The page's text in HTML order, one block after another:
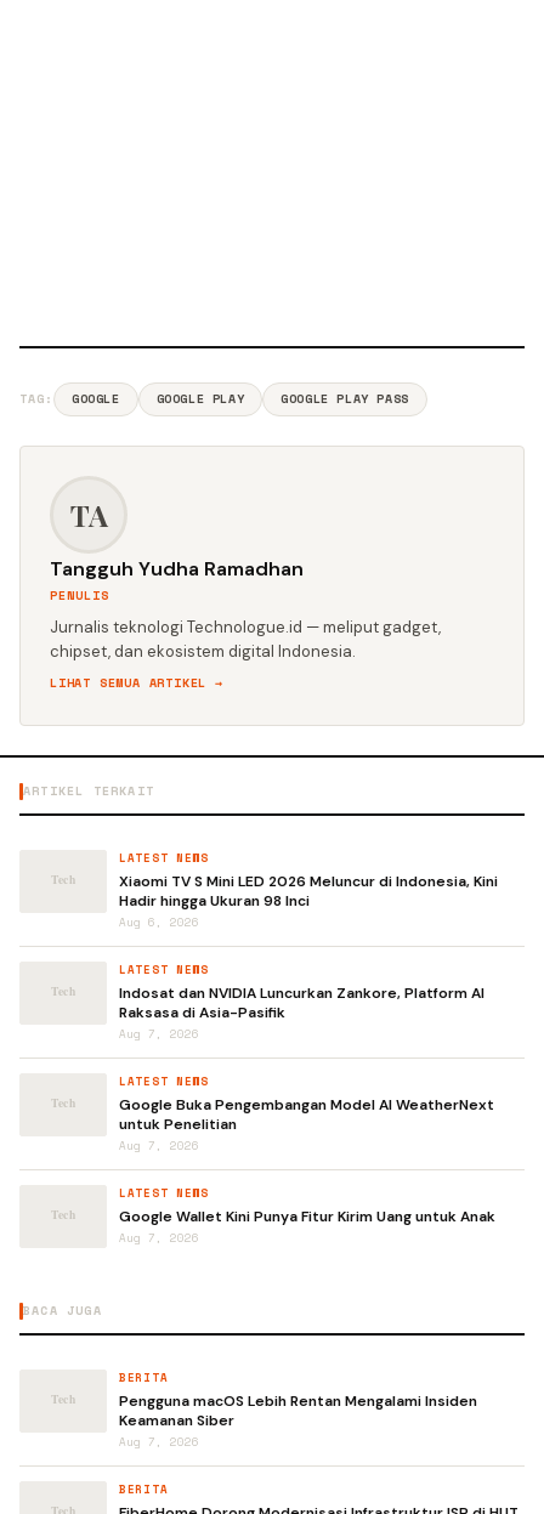
TAG: GOOGLE GOOGLE PLAY GOOGLE PLAY PASS
TA
Tangguh Yudha Ramadhan
PENULIS
Jurnalis teknologi Technologue.id — meliput gadget,
chipset, dan ekosistem digital Indonesia.
LIHAT SEMUA ARTIKEL →
ARTIKEL TERKAIT
LATEST NEWS
Xiaomi TV S Mini LED 2026 Meluncur di Indonesia, Kini
Hadir hingga Ukuran 98 Inci
Aug 6, 2026
LATEST NEWS
Indosat dan NVIDIA Luncurkan Zankore, Platform AI
Raksasa di Asia-Pasifik
Aug 7, 2026
LATEST NEWS
Google Buka Pengembangan Model AI WeatherNext
untuk Penelitian
Aug 7, 2026
LATEST NEWS
Google Wallet Kini Punya Fitur Kirim Uang untuk Anak
Aug 7, 2026
BACA JUGA
BERITA
Pengguna macOS Lebih Rentan Mengalami Insiden
Keamanan Siber
Aug 7, 2026
BERITA